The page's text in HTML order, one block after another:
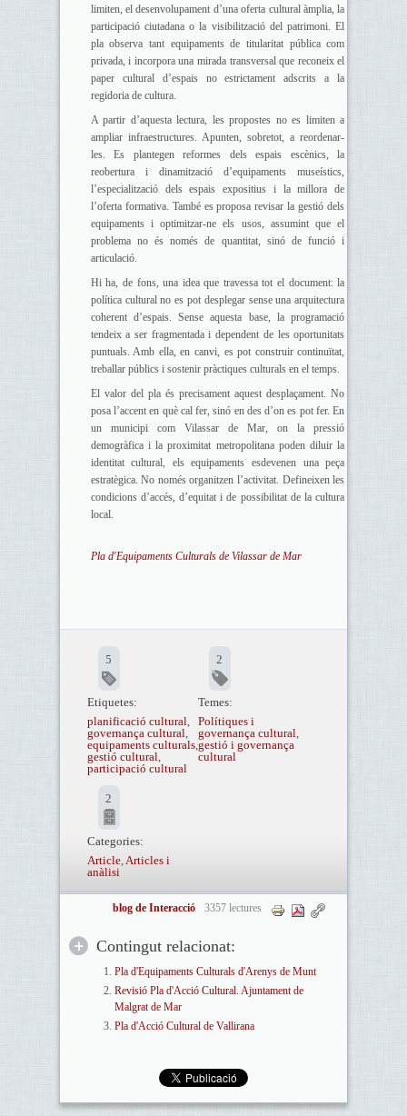
limiten, el desenvolupament d’una oferta cultural àmplia, la
participació ciutadana o la visibilització del patrimoni. El
pla observa tant equipaments de titularitat pública com
privada, i incorpora una mirada transversal que reconeix el
paper cultural d’espais no estrictament adscrits a la
regidoria de cultura.
A partir d’aquesta lectura, les propostes no es limiten a
ampliar infraestructures. Apunten, sobretot, a reordenar-
les. Es plantegen reformes dels espais escènics, la
reobertura i dinamització d’equipaments museístics,
l’especialització dels espais expositius i la millora de
l’oferta formativa. També es proposa revisar la gestió dels
equipaments i optimitzar-ne els usos, assumint que el
problema no és només de quantitat, sinó de funció i
articulació.
Hi ha, de fons, una idea que travessa tot el document: la
política cultural no es pot desplegar sense una arquitectura
coherent d’espais. Sense aquesta base, la programació
tendeix a ser fragmentada i dependent de les oportunitats
puntuals. Amb ella, en canvi, es pot construir continuïtat,
treballar públics i sostenir pràctiques culturals en el temps.
El valor del pla és precisament aquest desplaçament. No
posa l’accent en què cal fer, sinó en des d’on es pot fer. En
un municipi com Vilassar de Mar, on la pressió
demogràfica i la proximitat metropolitana poden diluir la
identitat cultural, els equipaments esdevenen una peça
estratègica. No només organitzen l’activitat. Defineixen les
condicions d’accés, d’equitat i de possibilitat de la cultura
local.
Pla d'Equipaments Culturals de Vilassar de Mar
5
Etiquetes:
planificació cultural,
governança cultural,
equipaments culturals,
gestió cultural,
participació cultural
2
Temes:
Polítiques i
governança cultural,
gestió i governança
cultural
2
Categories:
Article,Articles i
anàlisi
blog de Interacció 3357 lectures
Contingut relacionat:
Pla d'Equipaments Culturals d'Arenys de Munt
Revisió Pla d'Acció Cultural. Ajuntament de
Malgrat de Mar
Pla d'Acció Cultural de Vallirana